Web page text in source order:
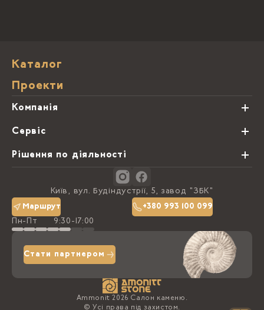
Каталог
Проекти
Компанія
Про нас
Блог
Контакти
Політика конфіденційності
Доставка та оплата
Сервіс
Види обробки каменю
Рішення по діяльності
Київ, вул. Будіндустрії, 5, завод "ЗБК"
Маршрут
+380 993 100 099
Пн-Пт
9:30-17:00
Стати партнером
Ammonit 2026 Салон каменю.
© Усі права під захистом.